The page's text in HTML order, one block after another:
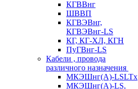
КГВВнг
ШВВП
КГВЭВнг,
КГВЭВнг-LS
КГ, КГ-ХЛ, КГН
ПуГВнг-LS
Кабели , провода
различного назначения
МКЭШнг(А)-LSLTx
МКЭШнг(А)-LS,